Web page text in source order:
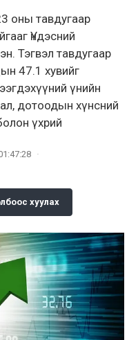
оны тавдугаар
Үндэсний
Тэгвэл тавдугаар
47.1 хувийг
үнийн
дотоодын хүнсний
үхрий
·
хуулах